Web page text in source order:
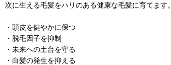
次に生える毛髪をハリのある健康な毛髪に育てます。
・頭皮を健やかに保つ
・脱毛因子を抑制
・未来への土台を守る
・白髪の発生を抑える